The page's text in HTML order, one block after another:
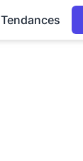
Tendances